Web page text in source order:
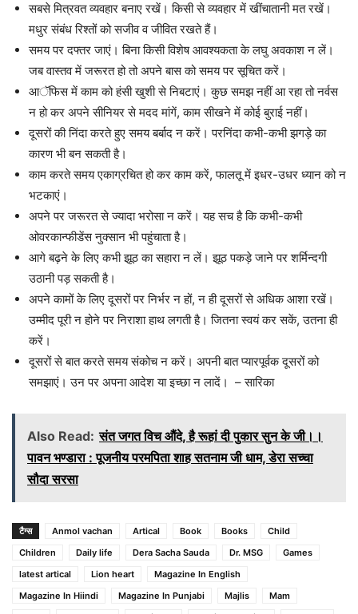
सबसे मित्रवत व्यवहार बनाए रखें। किसी से व्यवहार में खींचातानी मत रखें।
मधुर संबंध रिश्तों को सजीव व जीवित रखते हैं।
समय पर दफ्तर जाएं। बिना किसी विशेष आवश्यकता के लघु अवकाश न लें।
जब वास्तव में जरूरत हो तो अपने बास को समय पर सूचित करें।
आॅफिस में काम को हंसी खुशी से निबटाएं। कुछ समझ नहीं आ रहा तो नर्वस
न हो कर अपने सीनियर से मदद मांगें, काम सीखने में कोई बुराई नहीं।
दूसरों की निंदा करते हुए समय बर्बाद न करें। परनिंदा कभी-कभी झगड़े का
कारण भी बन सकती है।
काम करते समय एकाग्रचित हो कर काम करें, फालतू में इधर-उधर ध्यान को न
भटकाएं।
अपने पर जरूरत से ज्यादा भरोसा न करें। यह सच है कि कभी-कभी
ओवरकान्फीडेंस नुक्सान भी पहुंचाता है।
आगे बढ़ने के लिए कभी झूठ का सहारा न लें। झूठ पकड़े जाने पर शर्मिन्दगी
उठानी पड़ सकती है।
अपने कामों के लिए दूसरों पर निर्भर न हों, न ही दूसरों से अधिक आशा रखें।
उम्मीद पूरी न होने पर निराशा हाथ लगती है। जितना स्वयं कर सकें, उतना ही
करें।
दूसरों से बात करते समय संकोच न करें। अपनी बात प्यारपूर्वक दूसरों को
समझाएं। उन पर अपना आदेश या इच्छा न लादें। – सारिका
Also Read: संत जगत विच औंदे, है रूहां दी पुकार सुन के जी।।
पावन भण्डारा : पूजनीय परमपिता शाह सतनाम जी धाम, डेरा सच्चा
सौदा सरसा
टैग्स Anmol vachan Artical Book Books
Child
Children
Daily life Dera Sacha Sauda Dr. MSG
Games
latest artical
Lion heart
Magazine In English
Magazine In Hiindi
Magazine In Punjabi Majlis
Mam